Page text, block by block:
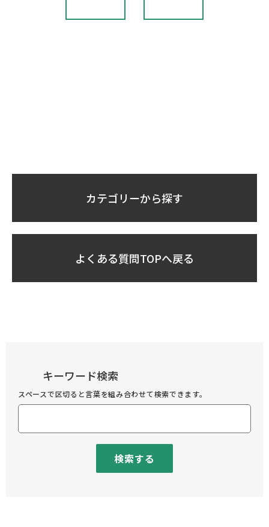
カテゴリーから探す
よくある質問TOPへ戻る
キーワード検索
スペースで区切ると言葉を組み合わせて検索できます。
検索する